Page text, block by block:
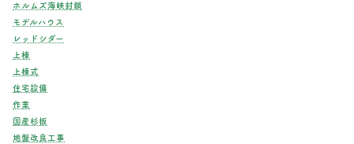
ホルムズ海峡封鎖
モデルハウス
レッドシダー
上棟
上棟式
住宅設備
作業
国産杉板
地盤改良工事